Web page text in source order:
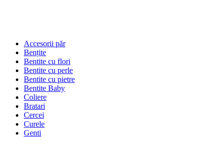
Accesorii păr
Bențite
Bentite cu flori
Bentite cu perle
Bentite cu pietre
Bentite Baby
Coliere
Bratari
Cercei
Curele
Genti